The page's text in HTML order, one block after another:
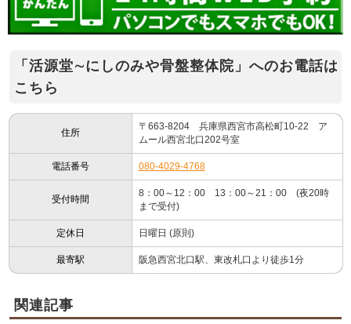
「活源堂∼にしのみや骨盤整体院」へのお電話は
こちら
住所
〒663-8204 兵庫県西宮市高松町10-22 ア
ムール西宮北口202号室
電話番号 080-4029-4768
受付時間
8：00～12：00 13：00～21：00 (夜20時
まで受付)
定休日 日曜日 (原則)
最寄駅 阪急西宮北口駅、東改札口より徒歩1分
関連記事